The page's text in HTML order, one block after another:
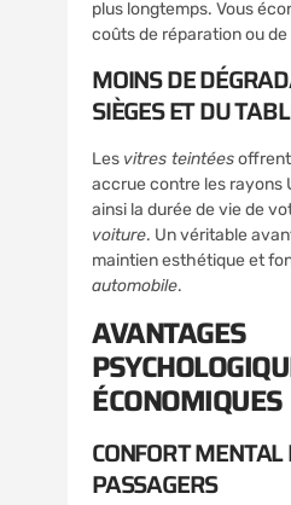
plus longtemps. Vous
coûts de réparation ou
MOINS DE
SIÈGES ET DU
Les vitres teintées
accrue contre les rayons
ainsi la durée de vie de
voiture. Un véritable
maintien esthétique et
automobile.
AVANTAGES
ÉCONOMIQUES
CONFORT MENTAL
PASSAGERS